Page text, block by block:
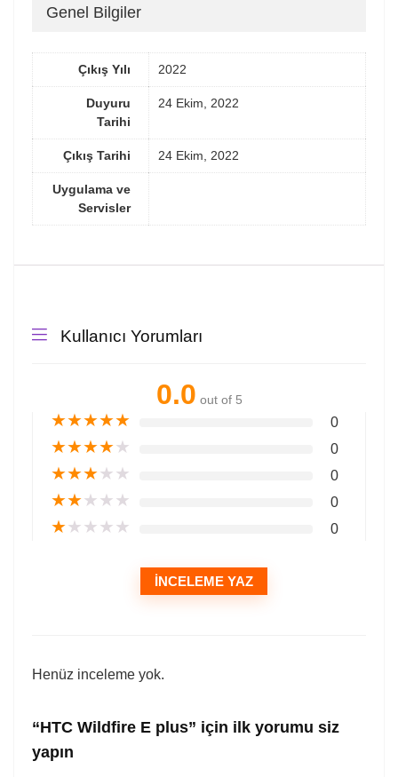
Genel Bilgiler
Çıkış Yılı 2022
Duyuru
Tarihi
24 Ekim, 2022
Çıkış Tarihi 24 Ekim, 2022
Uygulama ve
Servisler
Kullanıcı Yorumları
0.0 out of 5
★★★★★ 0
★★★★★ 0
★★★★★ 0
★★★★★ 0
★★★★★ 0
İNCELEME YAZ
Henüz inceleme yok.
“HTC Wildfire E plus” için ilk yorumu siz
yapın